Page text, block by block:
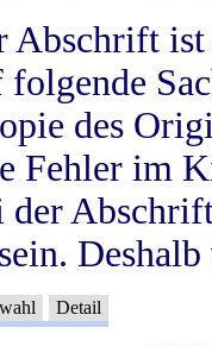
Abschrift
folgende
des
Fehler im
Detail